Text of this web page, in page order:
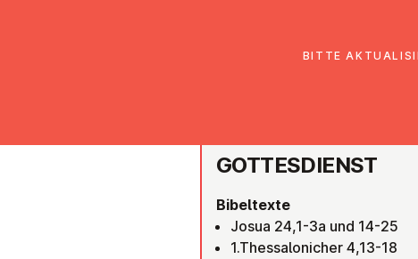
GOT­TES­DIENST
Bibeltexte
Josua 24,1-3a und 14-25
1.Thessalonicher 4,13-18
BITTE